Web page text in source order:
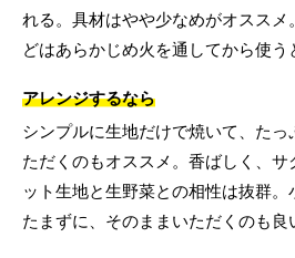
れる。具材はやや少なめがオススメ
どはあらかじめ火を通してから使う
アレンジするなら
シンプルに生地だけで焼いて、た
ただくのもオススメ。香ばしく、
ット生地と生野菜との相性は抜群
たまずに、そのままいただくのも良